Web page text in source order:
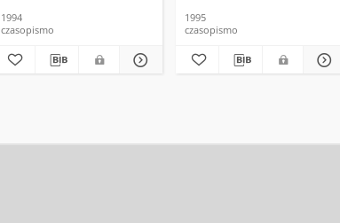
1994
czasopismo
1995
czasopismo